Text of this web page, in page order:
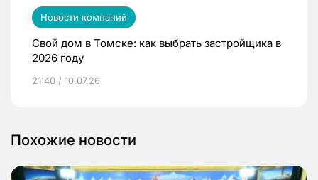
Новости компаний
Свой дом в Томске: как выбрать застройщика в
2026 году
21:40 / 10.07.26
Похожие новости